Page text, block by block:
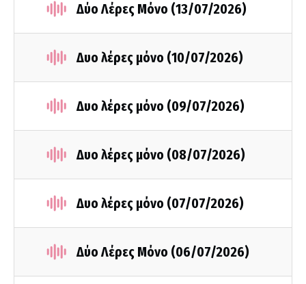
Δύο Λέρες Μόνο (13/07/2026)
Δυο λέρες μόνο (10/07/2026)
Δυο λέρες μόνο (09/07/2026)
Δυο λέρες μόνο (08/07/2026)
Δυο λέρες μόνο (07/07/2026)
Δύο Λέρες Μόνο (06/07/2026)